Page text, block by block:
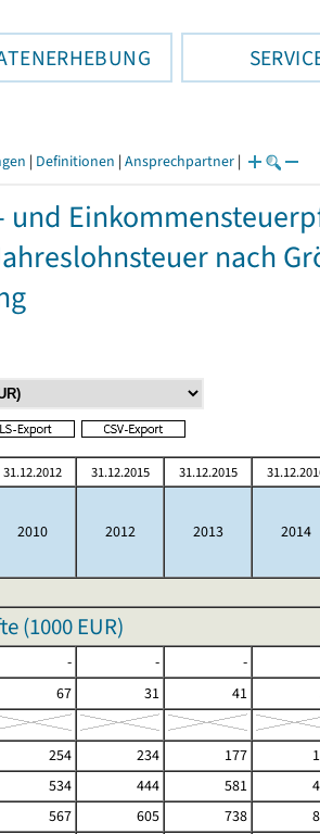
| Definitionen | Ansprechpartner |
und
nach
31.12.2012 31.12.2015 31.12.2015
2010 2012 2013 2014
(1000 EUR)
- - -
67 31 41
254 234 177
534 444 581
567 605 738